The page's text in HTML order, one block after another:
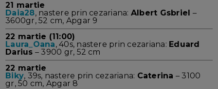
21 martie
Daia28, nastere prin cezariana: Albert Gsbriel –
3600gr, 52 cm, Apgar 9
22 martie (11:00)
Laura_Oana, 40s, nastere prin cezariana: Eduard
Darius – 3900 gr, 52 cm
22 martie
Biky, 39s, nastere prin cezariana: Caterina – 3100
gr, 50 cm, Apgar 8